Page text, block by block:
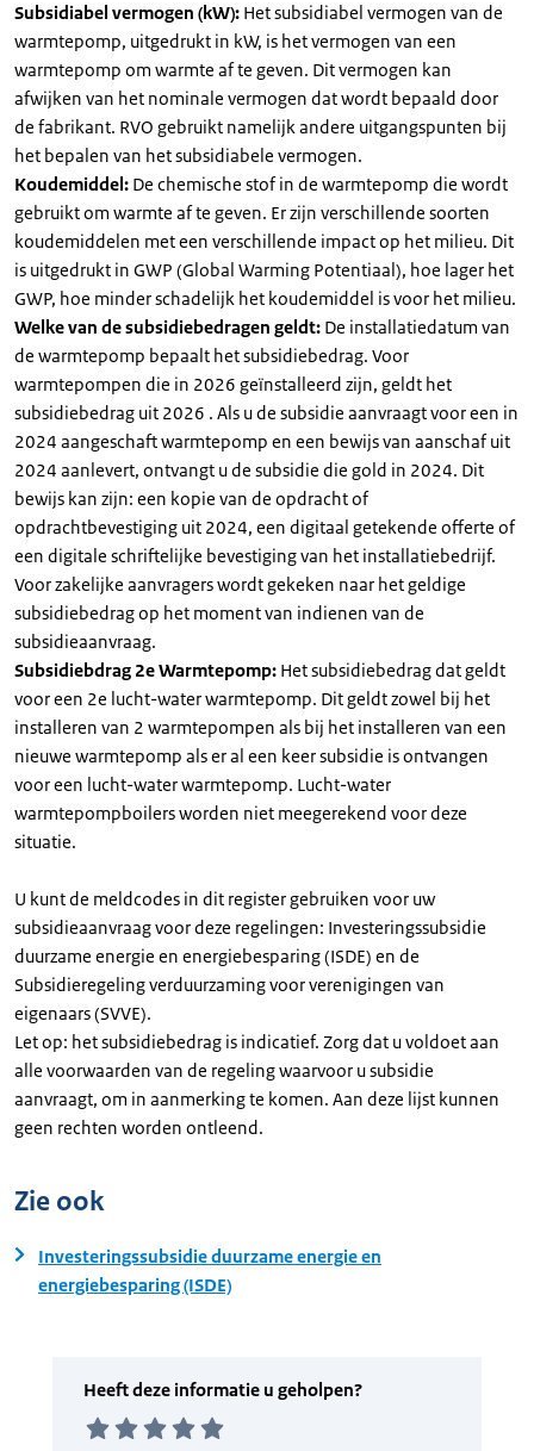
Subsidiabel vermogen (kW): Het subsidiabel vermogen van de
warmtepomp, uitgedrukt in kW, is het vermogen van een
warmtepomp om warmte af te geven. Dit vermogen kan
afwijken van het nominale vermogen dat wordt bepaald door
de fabrikant. RVO gebruikt namelijk andere uitgangspunten bij
het bepalen van het subsidiabele vermogen.
Koudemiddel: De chemische stof in de warmtepomp die wordt
gebruikt om warmte af te geven. Er zijn verschillende soorten
koudemiddelen met een verschillende impact op het milieu. Dit
is uitgedrukt in GWP (Global Warming Potentiaal), hoe lager het
GWP, hoe minder schadelijk het koudemiddel is voor het milieu.
Welke van de subsidiebedragen geldt: De installatiedatum van
de warmtepomp bepaalt het subsidiebedrag. Voor
warmtepompen die in 2026 geïnstalleerd zijn, geldt het
subsidiebedrag uit 2026 . Als u de subsidie aanvraagt voor een in
2024 aangeschaft warmtepomp en een bewijs van aanschaf uit
2024 aanlevert, ontvangt u de subsidie die gold in 2024. Dit
bewijs kan zijn: een kopie van de opdracht of
opdrachtbevestiging uit 2024, een digitaal getekende offerte of
een digitale schriftelijke bevestiging van het installatiebedrijf.
Voor zakelijke aanvragers wordt gekeken naar het geldige
subsidiebedrag op het moment van indienen van de
subsidieaanvraag.
Subsidiebdrag 2e Warmtepomp: Het subsidiebedrag dat geldt
voor een 2e lucht-water warmtepomp. Dit geldt zowel bij het
installeren van 2 warmtepompen als bij het installeren van een
nieuwe warmtepomp als er al een keer subsidie is ontvangen
voor een lucht-water warmtepomp. Lucht-water
warmtepompboilers worden niet meegerekend voor deze
situatie.
U kunt de meldcodes in dit register gebruiken voor uw
subsidieaanvraag voor deze regelingen: Investeringssubsidie
duurzame energie en energiebesparing (ISDE) en de
Subsidieregeling verduurzaming voor verenigingen van
eigenaars (SVVE).
Let op: het subsidiebedrag is indicatief. Zorg dat u voldoet aan
alle voorwaarden van de regeling waarvoor u subsidie
aanvraagt, om in aanmerking te komen. Aan deze lijst kunnen
geen rechten worden ontleend.
Zie ook
Investeringssubsidie duurzame energie en
energiebesparing (ISDE)